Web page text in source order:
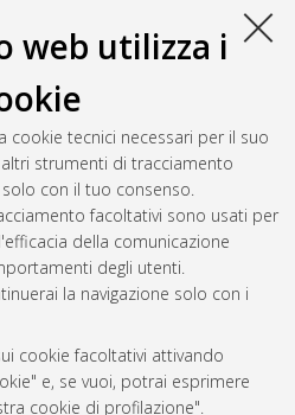
web utilizza i
cookie tecnici necessari per il suo
strumenti di tracciamento
con il tuo consenso.
facoltativi sono usati per
della comunicazione
degli utenti.
la navigazione solo con i
cookie facoltativi attivando
e, se vuoi, potrai esprimere
cookie di profilazione".
[Laurea], Università di
Ingegneria meccanica [L-DM270]
riservato.
ilSun Aug 9 13:41:19 2026
CEST